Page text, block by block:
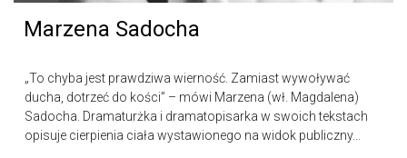
Marzena Sadocha
„To chyba jest prawdziwa wierność. Zamiast wywoływać
ducha, dotrzeć do kości” – mówi Marzena (wł. Magdalena)
Sadocha. Dramaturżka i dramatopisarka w swoich tekstach
opisuje cierpienia ciała wystawionego na widok publiczny...